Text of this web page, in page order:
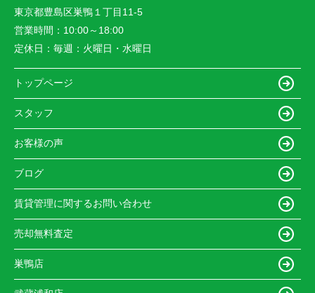
東京都豊島区巣鴨１丁目11-5
営業時間： 10:00～18:00
定休日： 毎週：火曜日・水曜日
トップページ
スタッフ
お客様の声
ブログ
賃貸管理に関するお問い合わせ
売却無料査定
巣鴨店